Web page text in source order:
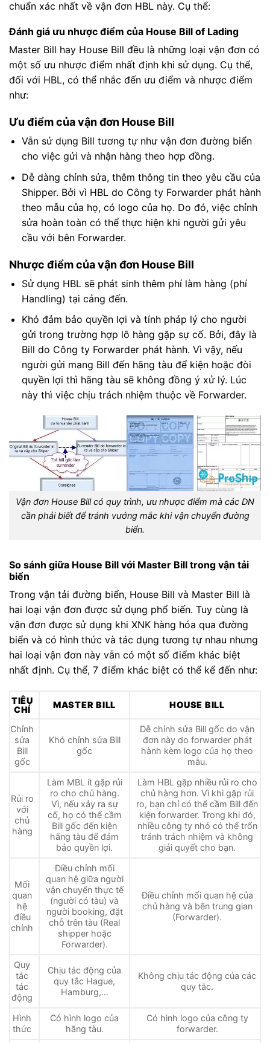
chuẩn xác nhất về vận đơn HBL này. Cụ thể:
Đánh giá ưu nhược điểm của House Bill of Lading
Master Bill hay House Bill đều là những loại vận đơn có
một số ưu nhược điểm nhất định khi sử dụng. Cụ thể,
đối với HBL, có thể nhắc đến ưu điểm và nhược điểm
như:
Ưu điểm của vận đơn House Bill
Vẫn sử dụng Bill tương tự như vận đơn đường biển
cho việc gửi và nhận hàng theo hợp đồng.
Dễ dàng chỉnh sửa, thêm thông tin theo yêu cầu của
Shipper. Bởi vì HBL do Công ty Forwarder phát hành
theo mẫu của họ, có logo của họ. Do đó, việc chỉnh
sửa hoàn toàn có thể thực hiện khi người gửi yêu
cầu với bên Forwarder.
Nhược điểm của vận đơn House Bill
Sử dụng HBL sẽ phát sinh thêm phí làm hàng (phí
Handling) tại cảng đến.
Khó đảm bảo quyền lợi và tính pháp lý cho người
gửi trong trường hợp lô hàng gặp sự cố. Bởi, đây là
Bill do Công ty Forwarder phát hành. Vì vậy, nếu
người gửi mang Bill đến hãng tàu để kiện hoặc đòi
quyền lợi thì hãng tàu sẽ không đồng ý xử lý. Lúc
này thì việc chịu trách nhiệm thuộc về Forwarder.
Vận đơn House Bill có quy trình, ưu nhược điểm mà các DN
cần phải biết để tránh vướng mắc khi vận chuyển đường
biển.
So sánh giữa House Bill với Master Bill trong vận tải
biển
Trong vận tải đường biển, House Bill và Master Bill là
hai loại vận đơn được sử dụng phổ biến. Tuy cùng là
vận đơn được sử dụng khi XNK hàng hóa qua đường
biển và có hình thức và tác dụng tương tự nhau nhưng
hai loại vận đơn này vẫn có một số điểm khác biệt
nhất định. Cụ thể, 7 điểm khác biệt có thể kể đến như:
TIÊU
CHÍ
MASTER BILL HOUSE BILL
Chỉnh
sửa
Bill
gốc
Khó chỉnh sửa Bill
gốc
Dễ chỉnh sửa Bill gốc do vận
đơn này do forwarder phát
hành kèm logo của họ theo
mẫu.
Rủi ro
với
chủ
hàng
Làm MBL ít gặp rủi
ro cho chủ hàng.
Vì, nếu xảy ra sự
cố, họ có thể cầm
Bill gốc đến kiện
hãng tàu để đảm
bảo quyền lợi.
Làm HBL gặp nhiều rủi ro cho
chủ hàng hơn. Vì khi gặp rủi
ro, bạn chỉ có thể cầm Bill đến
kiện forwarder. Trong khi đó,
nhiều công ty nhỏ có thể trốn
tránh trách nhiệm và không
giải quyết cho bạn.
Mối
quan
hệ
điều
chỉnh
Điều chỉnh mối
quan hệ giữa người
vận chuyển thực tế
(người có tàu) và
người booking, đặt
chỗ trên tàu (Real
shipper hoặc
Forwarder).
Điều chỉnh mối quan hệ của
chủ hàng và bên trung gian
(Forwarder).
Quy
tắc
tác
động
Chịu tác động của
quy tắc Hague,
Hamburg,…
Không chịu tác động của các
quy tắc.
Hình
thức
Có hình logo của
hãng tàu.
Có hình logo của công ty
forwarder.